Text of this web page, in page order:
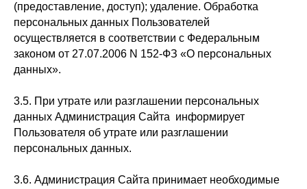
(предоставление, доступ); удаление. Обработка
персональных данных Пользователей
осуществляется в соответствии с Федеральным
законом от 27.07.2006 N 152-ФЗ «О персональных
данных».
3.5. При утрате или разглашении персональных
данных Администрация Сайта информирует
Пользователя об утрате или разглашении
персональных данных.
3.6. Администрация Сайта принимает необходимые